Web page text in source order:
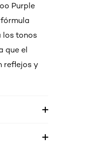
Purple
los tonos
que el
reflejos y